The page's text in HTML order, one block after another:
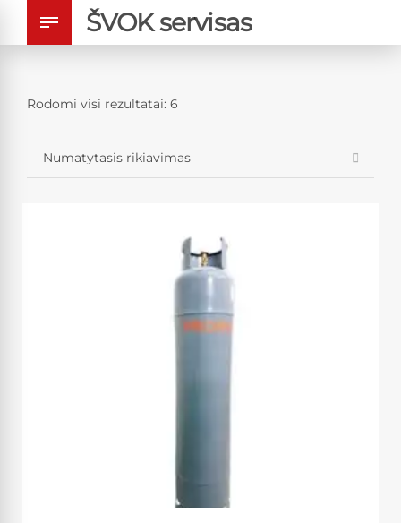
ŠVOK servisas
Rodomi visi rezultatai: 6